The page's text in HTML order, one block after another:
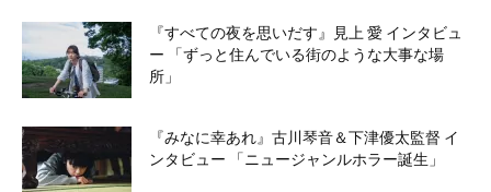
『すべての夜を思いだす』見上 愛 インタビュ
ー 「ずっと住んでいる街のような大事な場
所」
『みなに幸あれ』古川琴音＆下津優太監督 イ
ンタビュー 「ニュージャンルホラー誕生」